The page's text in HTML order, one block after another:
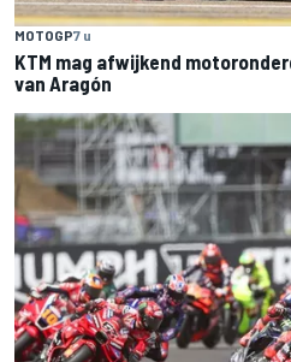
MOTOGP7 u
KTM mag afwijkend
van Aragón